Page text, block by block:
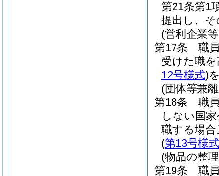
第21条第1
提出し、
(営利企業
第17条
職
受けた職
12号様式)
(団体等兼
第18条
職
しない国
職する場
(第13号様式
(物品の整
第19条
職